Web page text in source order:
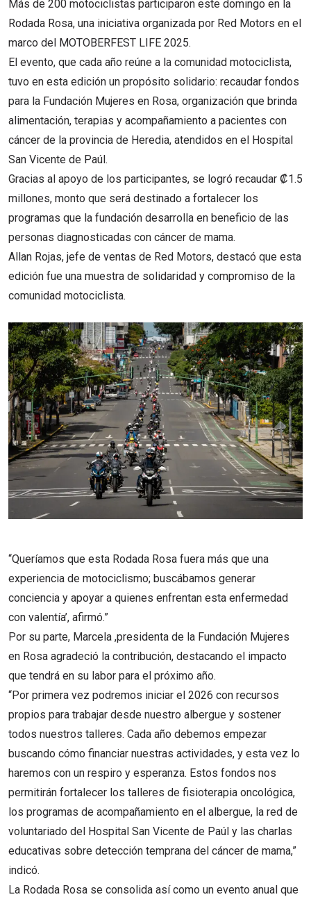
Más de 200 motociclistas participaron este domingo en la
Rodada Rosa, una iniciativa organizada por Red Motors en el
marco del MOTOBERFEST LIFE 2025.
El evento, que cada año reúne a la comunidad motociclista,
tuvo en esta edición un propósito solidario: recaudar fondos
para la Fundación Mujeres en Rosa, organización que brinda
alimentación, terapias y acompañamiento a pacientes con
cáncer de la provincia de Heredia, atendidos en el Hospital
San Vicente de Paúl.
Gracias al apoyo de los participantes, se logró recaudar ₡1.5
millones, monto que será destinado a fortalecer los
programas que la fundación desarrolla en beneficio de las
personas diagnosticadas con cáncer de mama.
Allan Rojas, jefe de ventas de Red Motors, destacó que esta
edición fue una muestra de solidaridad y compromiso de la
comunidad motociclista.
“Queríamos que esta Rodada Rosa fuera más que una
experiencia de motociclismo; buscábamos generar
conciencia y apoyar a quienes enfrentan esta enfermedad
con valentía’, afirmó.”
Por su parte, Marcela ,presidenta de la Fundación Mujeres
en Rosa agradeció la contribución, destacando el impacto
que tendrá en su labor para el próximo año.
“Por primera vez podremos iniciar el 2026 con recursos
propios para trabajar desde nuestro albergue y sostener
todos nuestros talleres. Cada año debemos empezar
buscando cómo financiar nuestras actividades, y esta vez lo
haremos con un respiro y esperanza. Estos fondos nos
permitirán fortalecer los talleres de fisioterapia oncológica,
los programas de acompañamiento en el albergue, la red de
voluntariado del Hospital San Vicente de Paúl y las charlas
educativas sobre detección temprana del cáncer de mama,”
indicó.
La Rodada Rosa se consolida así como un evento anual que